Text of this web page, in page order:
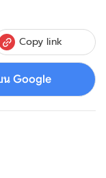
Copy link
น Google